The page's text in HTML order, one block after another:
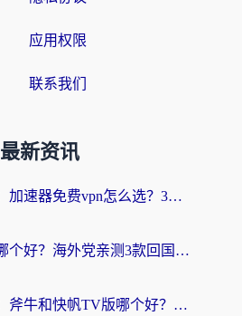
应用权限
联系我们
最新资讯
海外党必看：加速器免费vpn怎么选？3步教你无缝访问国内资源
穿梭和巨鲸哪个好？海外党亲测3款回国加速器，教你避开90%的坑
海外党必看：斧牛和快帆TV版哪个好？3分钟选对回国加速器，无缝刷B站、追热剧